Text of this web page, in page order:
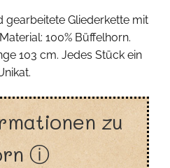
gearbeitete Gliederkette mit
100% Büffelhorn.
103 cm. Jedes Stück ein
zu
ⓘ